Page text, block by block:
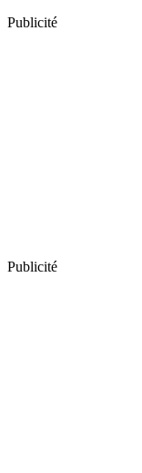
Publicité
Publicité